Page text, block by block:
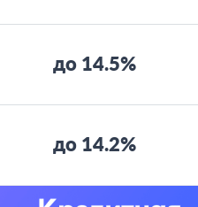
до 14.5%
до 14.2%